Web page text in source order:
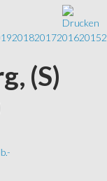
2018201720162015
(S)